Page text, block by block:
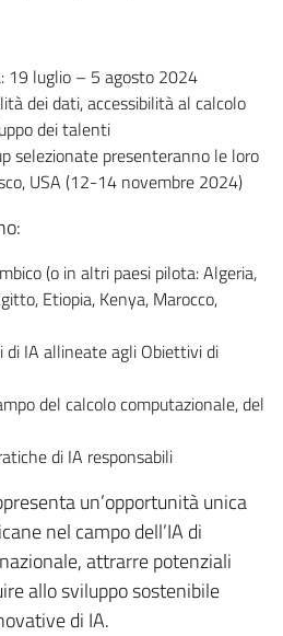
19 luglio – 5 agosto 2024
dei dati, accessibilità al calcolo
dei talenti
selezionate presenteranno le loro
USA (12-14 novembre 2024)
(o in altri paesi pilota: Algeria,
Etiopia, Kenya, Marocco,
di IA allineate agli Obiettivi di
del calcolo computazionale, del
di IA responsabili
un’opportunità unica
nel campo dell’IA di
attrarre potenziali
allo sviluppo sostenibile
di IA.